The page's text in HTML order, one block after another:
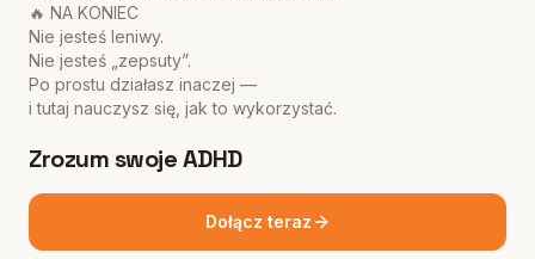
🔥 NA KONIEC
Nie jesteś leniwy.
Nie jesteś „zepsuty”.
Po prostu działasz inaczej —
i tutaj nauczysz się, jak to wykorzystać.
Zrozum swoje ADHD
Dołącz teraz